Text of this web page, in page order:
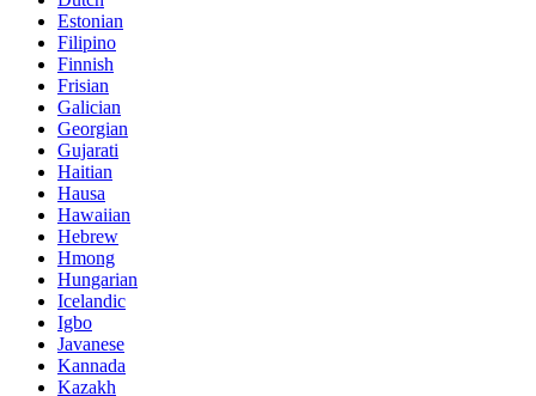
Estonian
Filipino
Finnish
Frisian
Galician
Georgian
Gujarati
Haitian
Hausa
Hawaiian
Hebrew
Hmong
Hungarian
Icelandic
Igbo
Javanese
Kannada
Kazakh